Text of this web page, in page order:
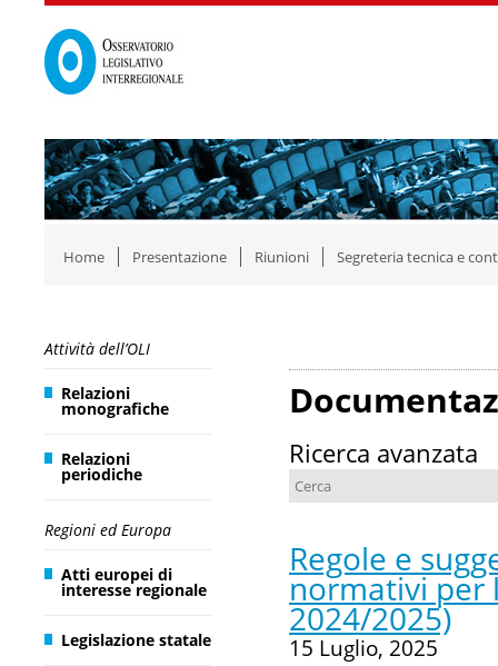
Home Presentazione Riunioni Segreteria tecnica e
Attività dell’OLI
Relazioni
monografiche
Relazioni
periodiche
Regioni ed Europa
Atti europei di
interesse regionale
Legislazione statale
Ricerca avanzata
Regole e
normativi per
2024/2025)
15 Luglio, 2025